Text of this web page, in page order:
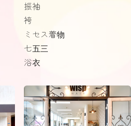
振袖
袴
ミセス着物
七五三
浴衣